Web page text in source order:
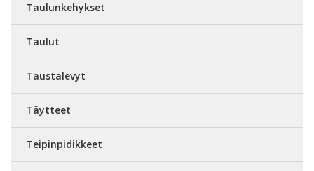
Taulunkehykset
Taulut
Taustalevyt
Täytteet
Teipinpidikkeet